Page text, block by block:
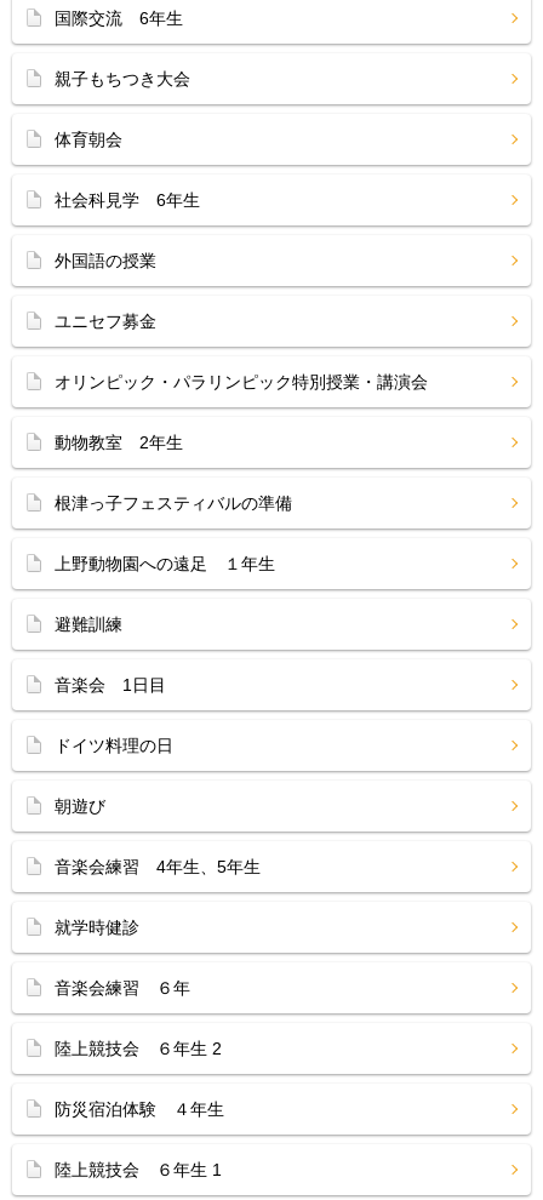
国際交流 6年生
親子もちつき大会
体育朝会
社会科見学 6年生
外国語の授業
ユニセフ募金
オリンピック・パラリンピック特別授業・講演会
動物教室 2年生
根津っ子フェスティバルの準備
上野動物園への遠足 １年生
避難訓練
音楽会 1日目
ドイツ料理の日
朝遊び
音楽会練習 4年生、5年生
就学時健診
音楽会練習 ６年
陸上競技会 ６年生 2
防災宿泊体験 ４年生
陸上競技会 ６年生 1